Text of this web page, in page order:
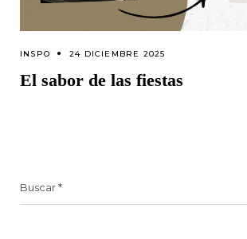
INSPO 24 DICIEMBRE 2025
El sabor de las fiestas